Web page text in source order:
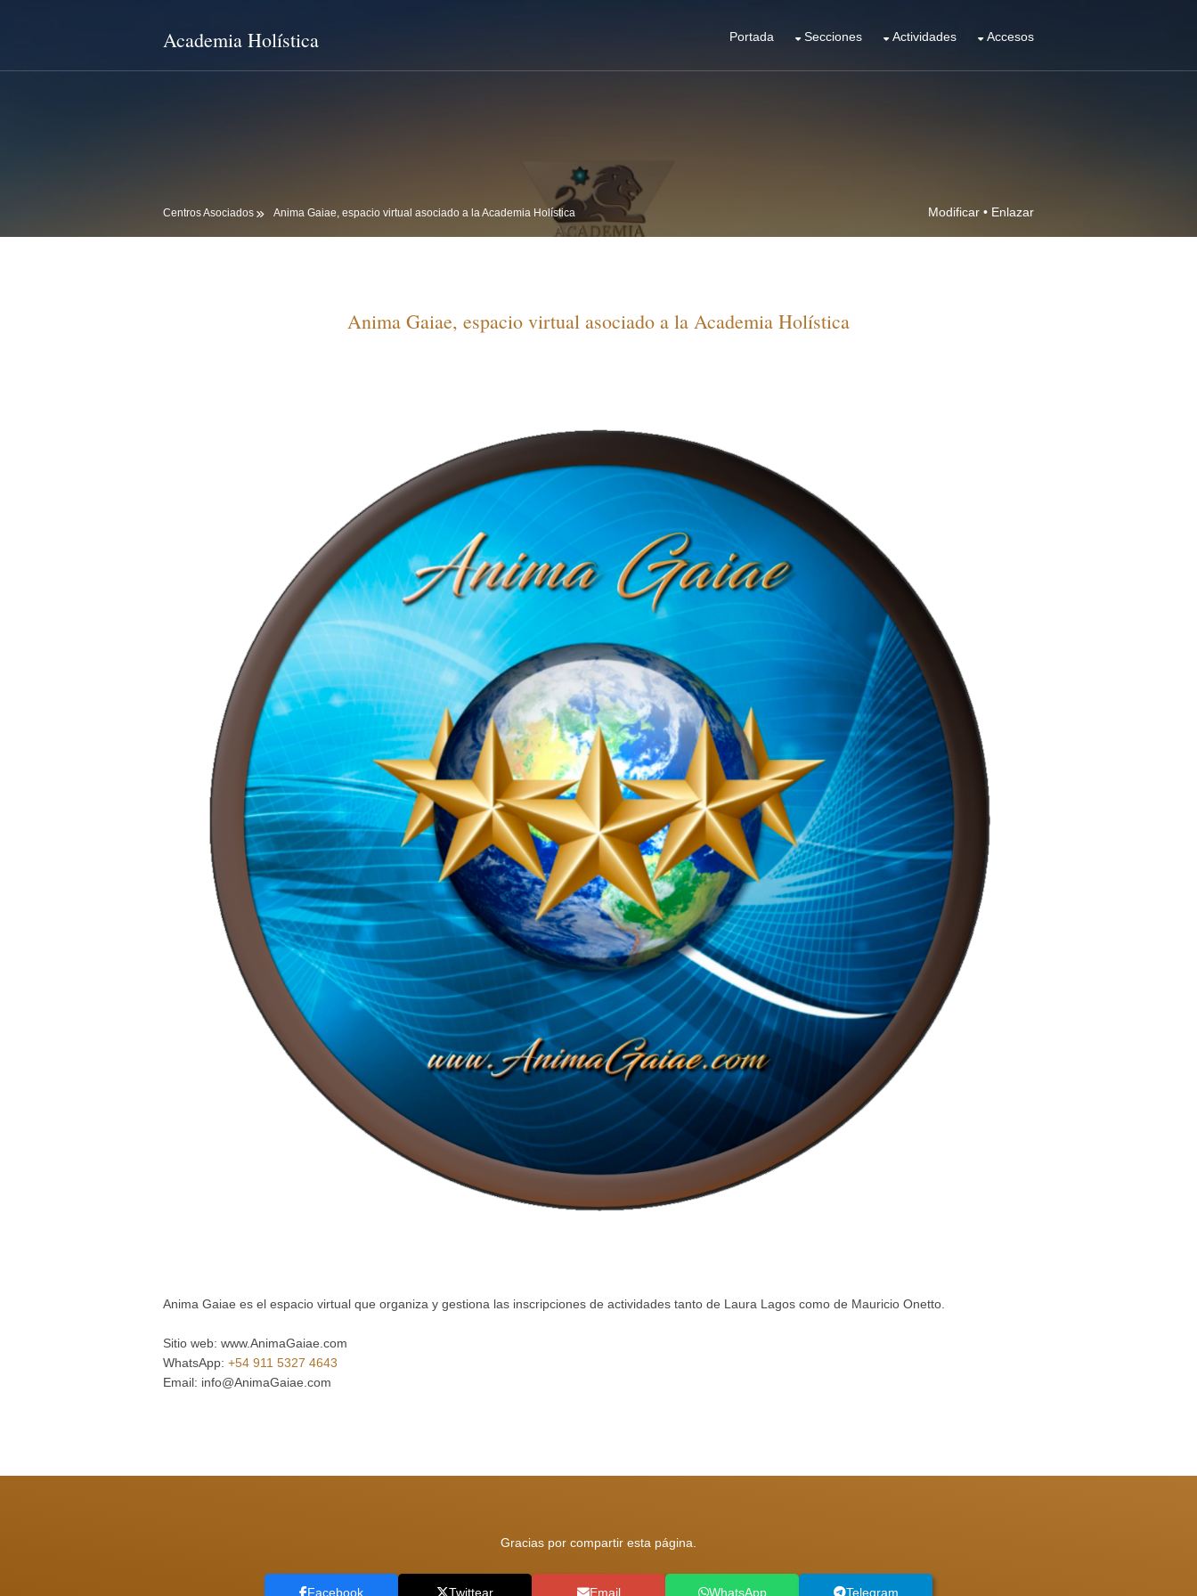
Academia Holística Portada Secciones Actividades Accesos
Modificar • Enlazar
Centros Asociados Anima Gaiae, espacio virtual asociado a la Academia Holística
Anima Gaiae, espacio virtual asociado a la Academia Holística
Anima Gaiae es el espacio virtual que organiza y gestiona las inscripciones de actividades tanto de Laura Lagos como de Mauricio Onetto.
Sitio web: www.AnimaGaiae.com
WhatsApp: +54 911 5327 4643
Email: info@AnimaGaiae.com
Gracias por compartir esta página.
Facebook Twittear Email WhatsApp Telegram